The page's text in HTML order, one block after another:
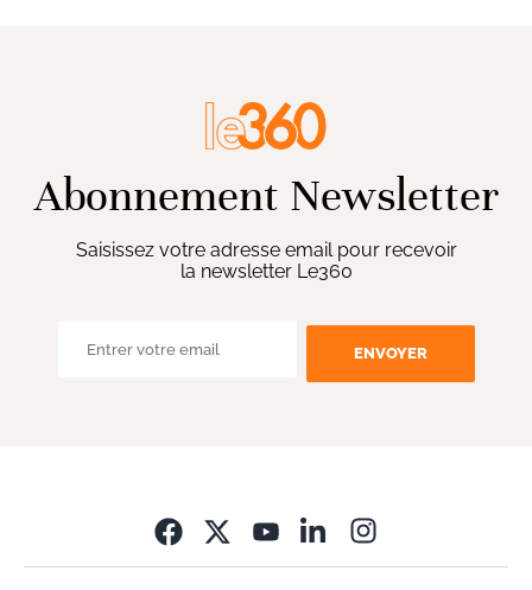
Abonnement Newsletter
Saisissez votre adresse email pour recevoir
la newsletter Le360
ENVOYER